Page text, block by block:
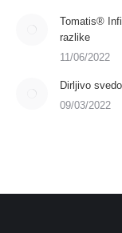
Tomatis®
razlike
11/06/2022
Dirljivo
09/03/2022